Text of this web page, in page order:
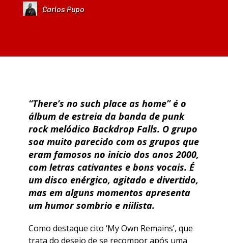
Carlos Pupo
“There’s no such place as home” é o
álbum de estreia da banda de punk
rock melódico Backdrop Falls. O grupo
soa muito parecido com os grupos que
eram famosos no início dos anos 2000,
com letras cativantes e bons vocais. É
um disco enérgico, agitado e divertido,
mas em alguns momentos apresenta
um humor sombrio e niilista.
Como destaque cito ‘My Own Remains’, que
trata do desejo de se recompor após uma